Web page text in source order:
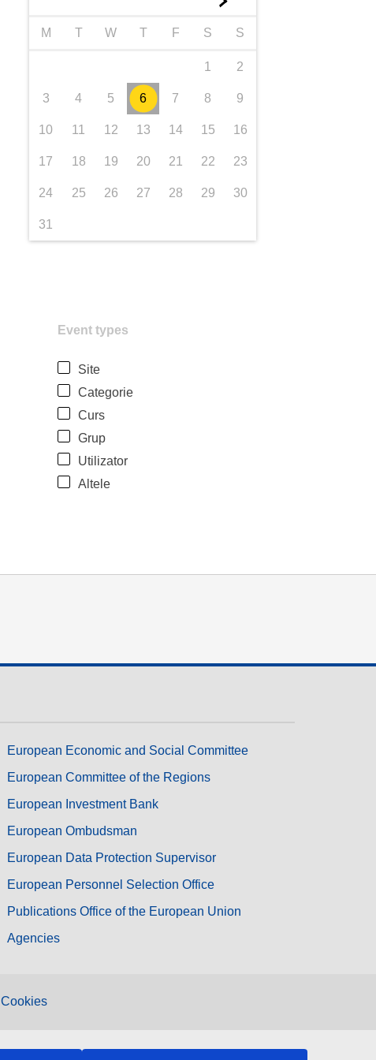
M T W T F S S
1 2
3 4 5 6 7 8 9
10 11 12 13 14 15 16
17 18 19 20 21 22 23
24 25 26 27 28 29 30
31
Event types
Site
Categorie
Curs
Grup
Utilizator
Altele
European Economic and Social Committee
European Committee of the Regions
European Investment Bank
European Ombudsman
European Data Protection Supervisor
European Personnel Selection Office
Publications Office of the European Union
Agencies
Cookies